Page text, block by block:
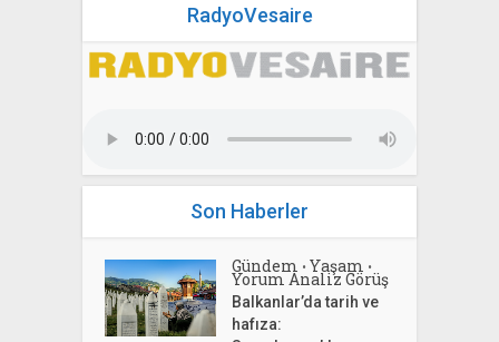
RadyoVesaire
Son Haberler
Gündem • Yaşam •
Yorum Analiz Görüş
Balkanlar’da tarih ve
hafıza: